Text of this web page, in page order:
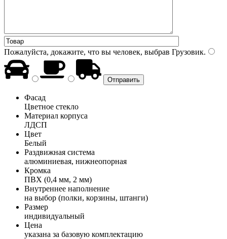
Пожалуйста, докажите, что вы человек, выбрав Грузовик.
Фасад
Цветное стекло
Материал корпуса
ЛДСП
Цвет
Белый
Раздвижная система
алюминиевая, нижнеопорная
Кромка
ПВХ (0,4 мм, 2 мм)
Внутреннее наполнение
на выбор (полки, корзины, штанги)
Размер
индивидуальный
Цена
указана за базовую комплектацию